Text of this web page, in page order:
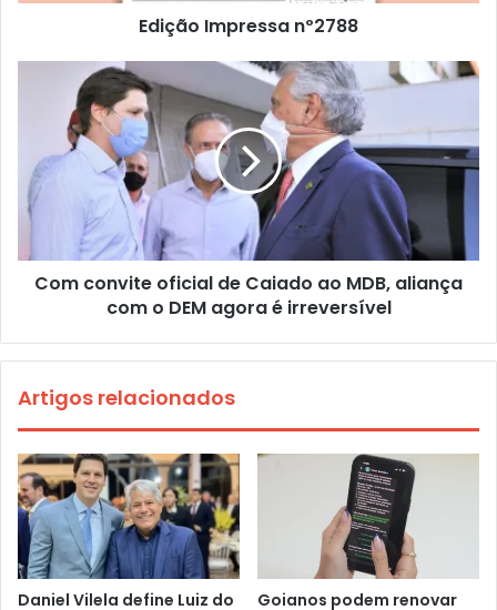
Edição Impressa nº2788
Com convite oficial de Caiado ao MDB, aliança
com o DEM agora é irreversível
Artigos relacionados
Daniel Vilela define Luiz do
Goianos podem renovar